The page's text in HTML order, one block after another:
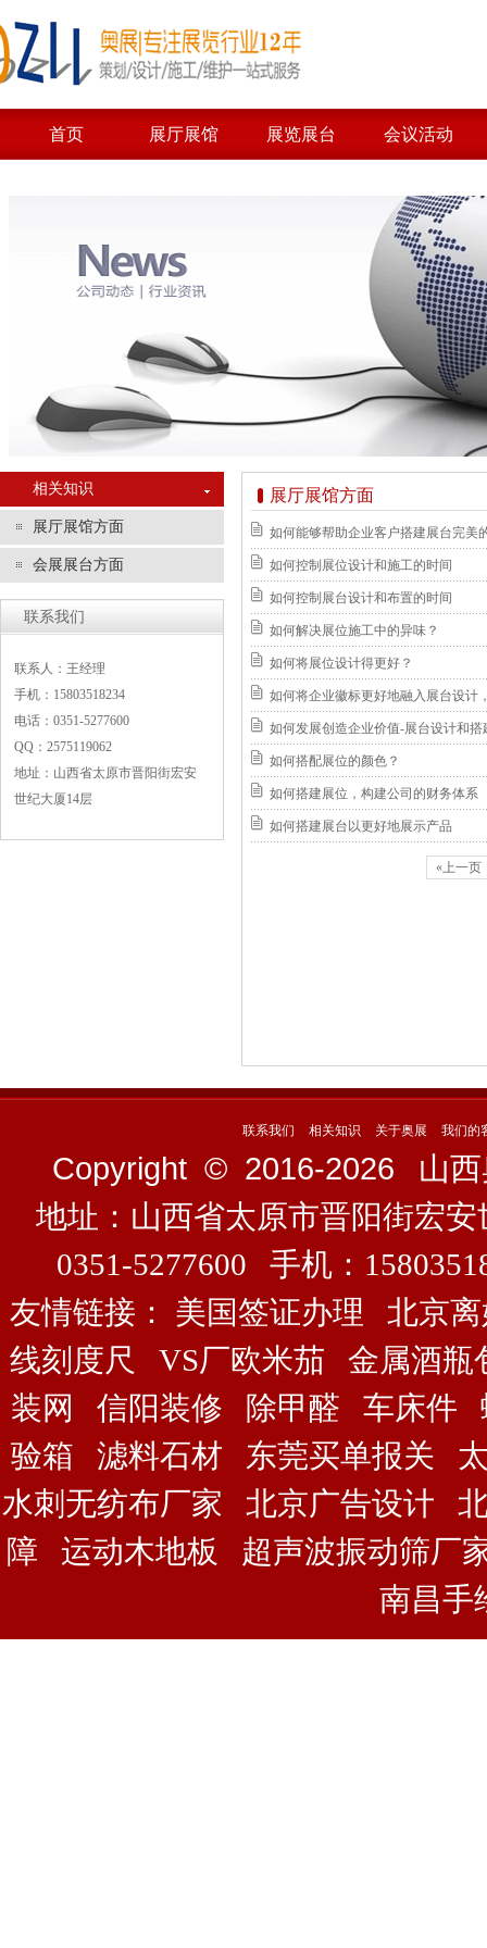
首页 展厅展馆 展览展台 会议活动
相关知识
展厅展馆方面
会展展台方面
联系我们
联系人：王经理
手机：15803518234
电话：0351-5277600
QQ：2575119062
地址：山西省太原市晋阳街宏安
世纪大厦14层
展厅展馆方面
如何能够帮助企业客户搭建展台完美
如何控制展位设计和施工的时间
如何控制展台设计和布置的时间
如何解决展位施工中的异味？
如何将展位设计得更好？
如何将企业徽标更好地融入展台设计
如何发展创造企业价值-展台设计和搭
如何搭配展位的颜色？
如何搭建展位，构建公司的财务体系
如何搭建展台以更好地展示产品
«上一页
联系我们 相关知识 关于奥展 我们的
Copyright © 2016-2026
山
地址：山西省太原市晋阳街宏
0351-5277600 手机：
友情链接： 美国签证办理
北京
线刻度尺
VS厂欧米茄
金属酒瓶
装网
信阳装修 除甲醛 车床件
验箱
滤料石材 东莞买单报关
水刺无纺布厂家
北京广告设计
障
运动木地板
超声波振动筛厂
南昌手